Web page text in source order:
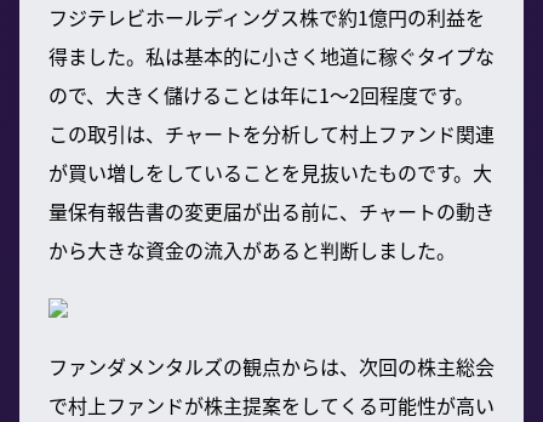
フジテレビホールディングス株で約1億円の利益を
得ました。私は基本的に小さく地道に稼ぐタイプな
ので、大きく儲けることは年に1〜2回程度です。
この取引は、チャートを分析して村上ファンド関連
が買い増しをしていることを見抜いたものです。大
量保有報告書の変更届が出る前に、チャートの動き
から大きな資金の流入があると判断しました。
ファンダメンタルズの観点からは、次回の株主総会
で村上ファンドが株主提案をしてくる可能性が高い